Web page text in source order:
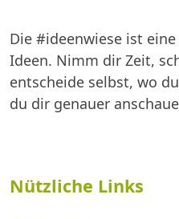
Die #ideenwiese ist
Ideen. Nimm dir Zeit,
entscheide selbst, wo
du dir genauer
Nützliche Links